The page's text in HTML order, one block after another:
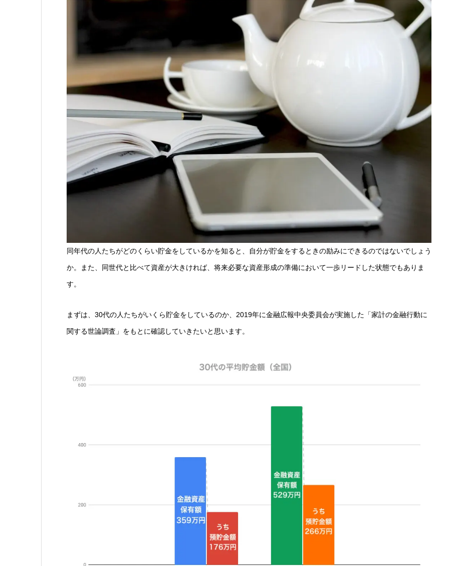
同年代の人たちがどのくらい貯金をしているかを知ると、自分が貯金をするときの励みにできるのではないでしょう
か。また、同世代と比べて資産が大きければ、将来必要な資産形成の準備において一歩リードした状態でもありま
す。
まずは、30代の人たちがいくら貯金をしているのか、2019年に金融広報中央委員会が実施した「家計の金融行動に
関する世論調査」をもとに確認していきたいと思います。